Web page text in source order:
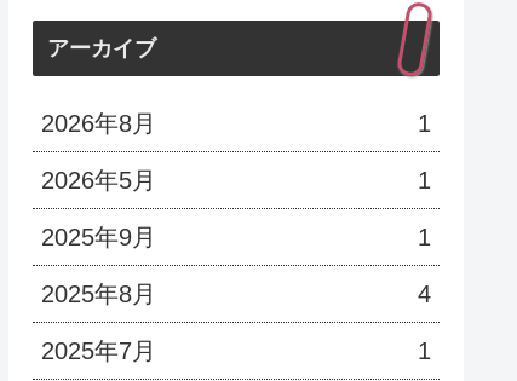
アーカイブ
2026年8月 1
2026年5月 1
2025年9月 1
2025年8月 4
2025年7月 1